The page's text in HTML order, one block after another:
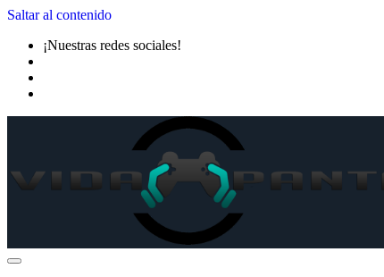
Saltar al contenido
¡Nuestras redes sociales!